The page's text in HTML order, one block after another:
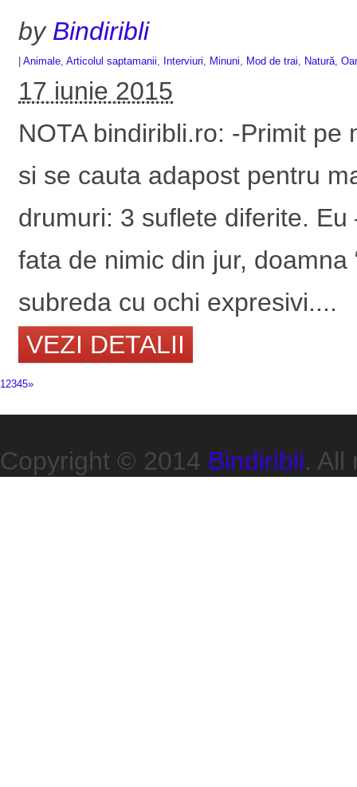
by Bindiribli
Animale ,Articolul saptamanii Interviuri Minuni Mod de trai Natură ,
17 iunie 2015
NOTA bindiribli.ro: -Primit
si se cauta adapost pentru
drumuri: 3 suflete diferite.
fata de nimic din jur, doamna
subreda cu ochi expresivi....
VEZI DETALII
12345»
Copyright © 2014 Bindiribli. All